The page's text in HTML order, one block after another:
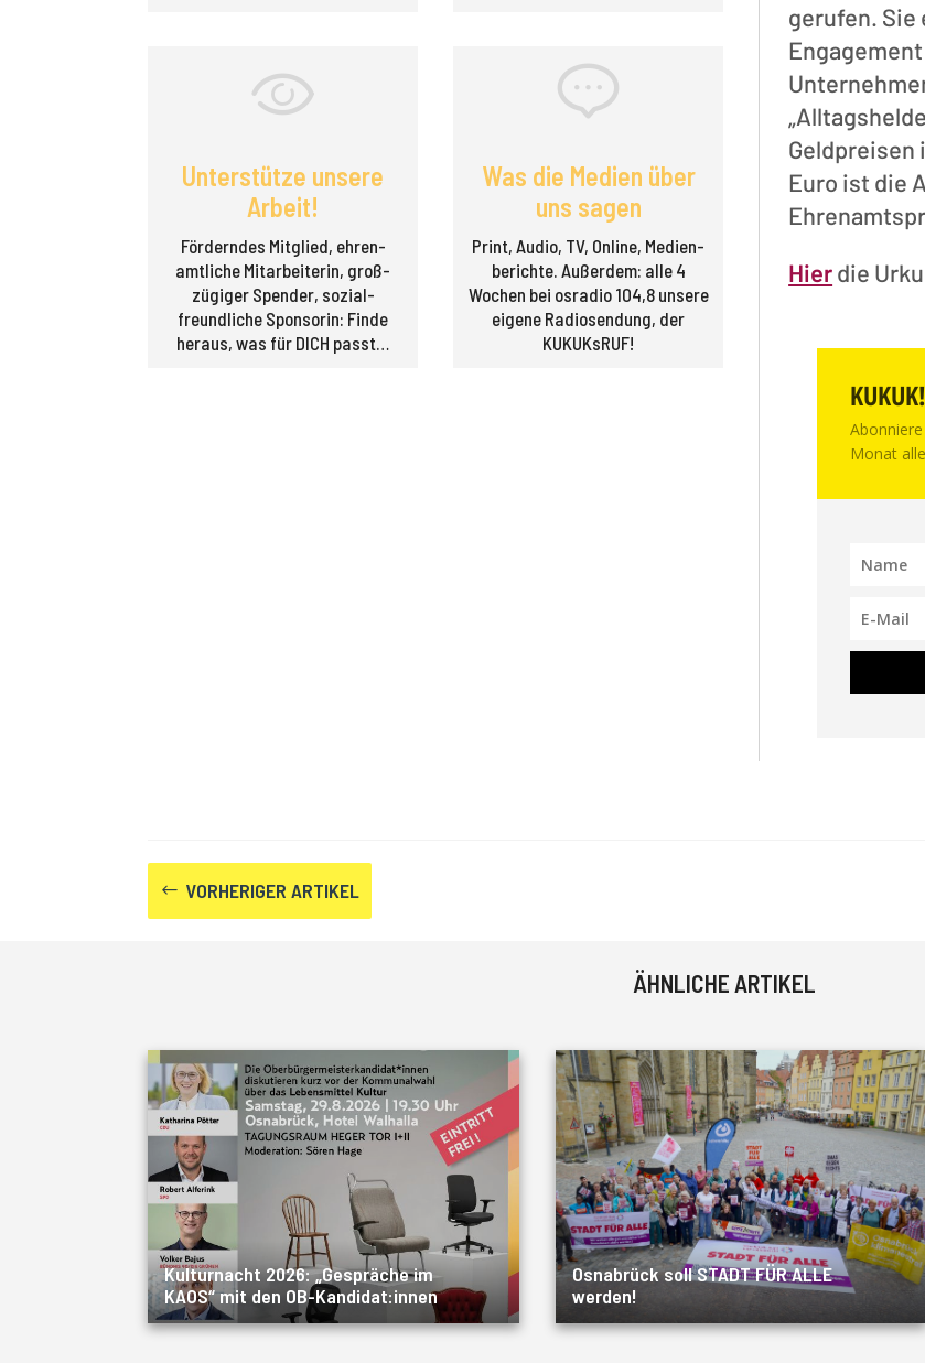
Unterstütze unsere
Arbeit!
Förderndes Mitglied, ehren­
amtliche Mitarbeiterin, groß­
zügiger Spender, sozial­
freundliche Sponsorin: Finde
heraus, was für DICH passt…
Was die Medien über
uns sagen
Print, Audio, TV, Online, Medien­
berichte. Außerdem: alle 4
Wochen bei osradio 104,8 unsere
eigene Radio­sendung, der
KUKUKsRUF!
gerufen. Sie
Geldpreisen
Euro ist die
Hierdie
Monat
# VORHERIGER ARTIKEL
ÄHNLICHE ARTIKEL
Kulturnacht 2026: „Gespräche im
KAOS“ mit den OB-Kandidat:innen
Osnabrück soll STADT FÜR ALLE
werden!